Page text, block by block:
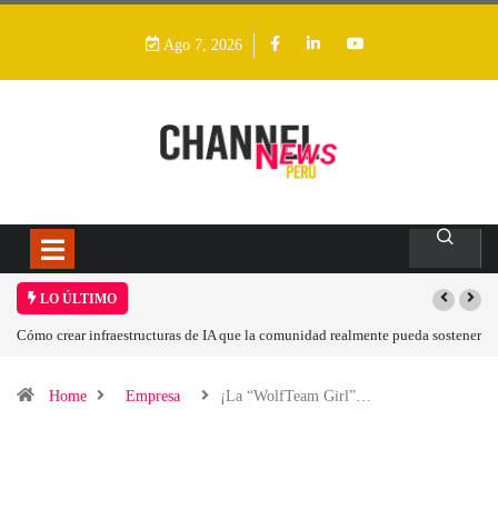
Ago 7, 2026
LO ÚLTIMO
Cómo crear infraestructuras de IA que la comunidad realmente pueda sostener
Home Empresa ¡La “WolfTeam Girl”…